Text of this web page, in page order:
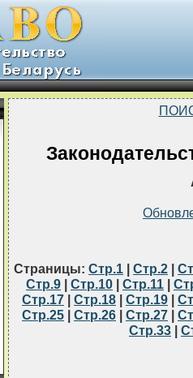
Страницы: Стр.1 | Стр.2 |
Стр.9 | Стр.10 | Стр.11 |
Стр.17 | Стр.18 | Стр.19 |
Стр.25 | Стр.26 | Стр.27 |
Стр.33 |